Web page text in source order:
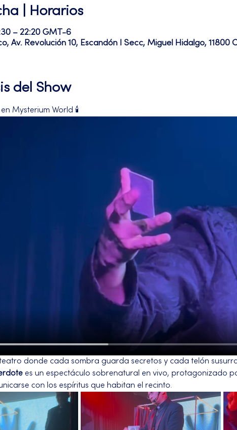
| Horarios
– 22:20 GMT-6
Av. Revolución 10, Escandón I Secc, Miguel Hidalgo, 11800
del Show
Mysterium World 🕯️
donde cada sombra guarda secretos y cada telón
es un espectáculo sobrenatural en vivo, protagonizado
con los espíritus que habitan el recinto.